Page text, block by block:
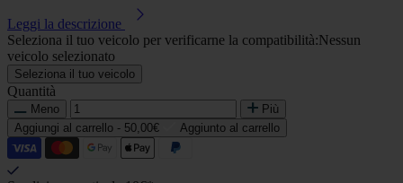
Leggi la descrizione
Seleziona il tuo veicolo per verificarne la compatibilità:Nessun
veicolo selezionato
Seleziona il tuo veicolo
Quantità
Meno
Più
Aggiungi al carrello - 50,00€ Aggiunto al carrello